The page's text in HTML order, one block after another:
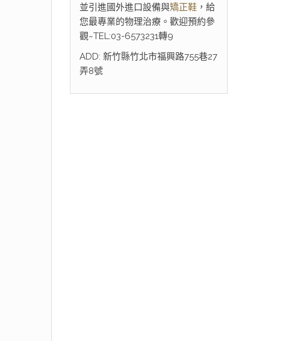
並引進國外進口設備與矯正鞋，給
您最專業的物理治療。歡迎預約參
觀~TEL:03-6573231轉9
ADD: 新竹縣竹北市福興路755巷27
弄8號